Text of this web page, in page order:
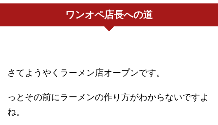
ワンオペ店長への道
さてようやくラーメン店オープンです。
っとその前にラーメンの作り方がわからないですよ
ね。